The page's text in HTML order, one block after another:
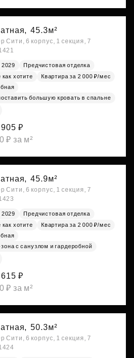
45.3м²
Сити, 6 корпус, 1 секция, 7
2029
Предчистовая отделка
хотите
Квартира за 2 000 ₽/мес
большую кровать в спальне
₽
₽ за м²
45.9м²
Сити, 6 корпус, 1 секция, 7
2029
Предчистовая отделка
хотите
Квартира за 2 000 ₽/мес
с санузлом и гардеробной
₽
₽ за м²
50.3м²
Сити, 6 корпус, 1 секция, 7